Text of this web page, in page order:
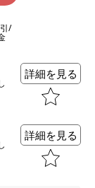
/
詳細を見る
詳細を見る